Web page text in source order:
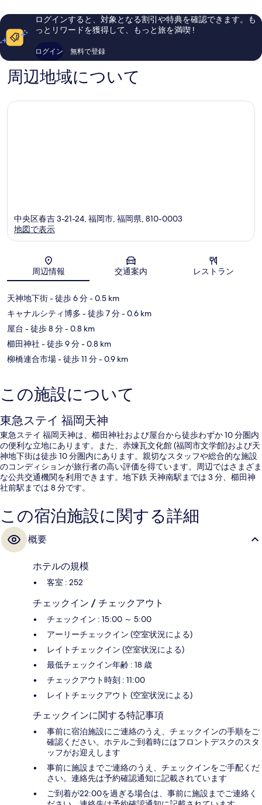
し
口
コ
件
件
口
し
い、
ログインすると、対象となる割引や特典を確認できます。も
っとリワードを獲得して、もっと旅を満喫 !
ログイン 無料で登録
周辺地域について
地図
中央区春吉 3-21-24, 福岡市, 福岡県, 810-0003
地図で表示
周辺情報 交通案内 レストラン
天神地下街- 徒歩 6 分- 0.5 km
キャナルシティ博多 - 徒歩 7 分- 0.6 km
屋台 - 徒歩 8 分- 0.8 km
櫛田神社 - 徒歩 9 分- 0.8 km
柳橋連合市場- 徒歩 11 分- 0.9 km
この施設について
東急ステイ 福岡天神
東急ステイ 福岡天神は、櫛田神社および屋台から徒歩わずか 10 分圏内
の便利な立地にあります。また、赤煉瓦文化館 (福岡市文学館)および天
神地下街は徒歩 10 分圏内にあります。親切なスタッフや総合的な施設
のコンディションが旅行者の高い評価を得ています。周辺ではさまざま
な公共交通機関を利用できます。地下鉄 天神南駅までは 3 分、櫛田神
社前駅までは 8 分です。
この宿泊施設に関する詳細
概要
ホテルの規模
客室 : 252
チェックイン / チェックアウト
チェックイン : 15:00 ～ 5:00
アーリーチェックイン (空室状況による)
レイトチェックイン (空室状況による)
最低チェックイン年齢 : 18 歳
チェックアウト時刻 : 11:00
レイトチェックアウト (空室状況による)
チェックインに関する特記事項
事前に宿泊施設にご連絡のうえ、チェックインの手順をご
確認ください。ホテルご到着時にはフロントデスクのスタ
ッフがお迎えします
事前に施設までご連絡のうえ、チェックインをご手配くだ
さい。連絡先は予約確認通知に記載されています
ご到着が22:00を過ぎる場合は、事前に施設までご連絡く